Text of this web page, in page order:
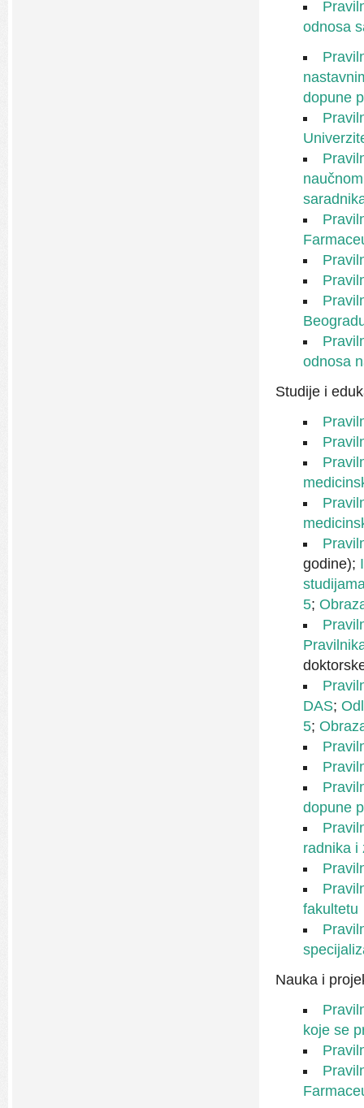
odnosa
dopune
odnosa
Studije i
godine);
5;
DAS;
5;
dopune
radnika i
fakultetu
Nauka i
koje se